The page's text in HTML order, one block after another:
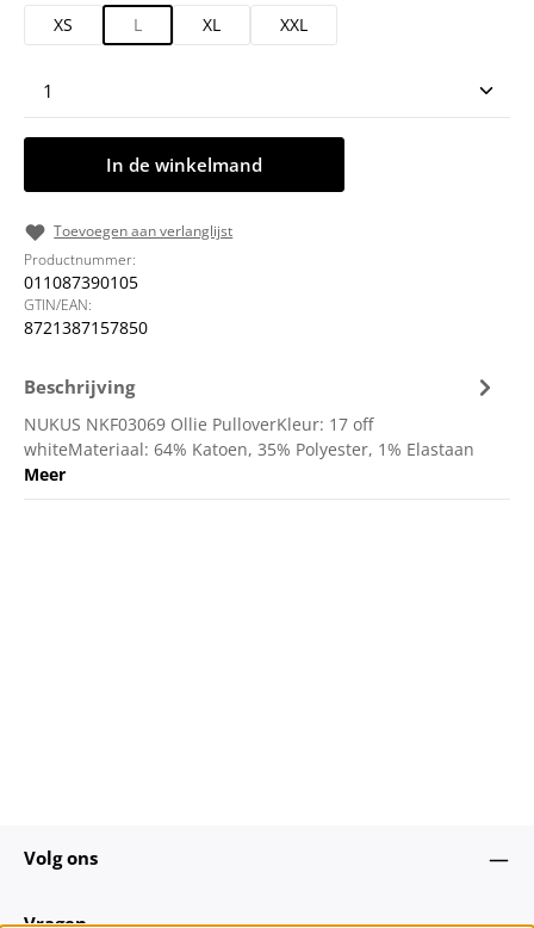
XS L XL XXL
Producthoeveelheid: Voer de gewenste
In de winkelmand
Toevoegen aan verlanglijst
Productnummer:
011087390105
GTIN/EAN:
8721387157850
Beschrijving
NUKUS NKF03069 Ollie PulloverKleur: 17 off
whiteMateriaal: 64% Katoen, 35% Polyester, 1% Elastaan
Meer
Volg ons